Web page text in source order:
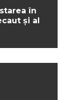
în
și al